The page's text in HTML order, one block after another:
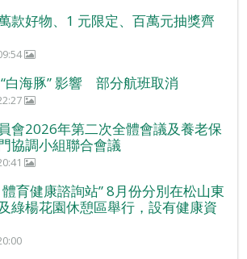
款好物、1 元限定、百萬元抽獎齊
白海豚” 影響 部分航班取消
會2026年第二次全體會議及養老保
協調小組聯合會議
育健康諮詢站” 8月份分別在松山東
綠楊花園休憩區舉行，設有健康資